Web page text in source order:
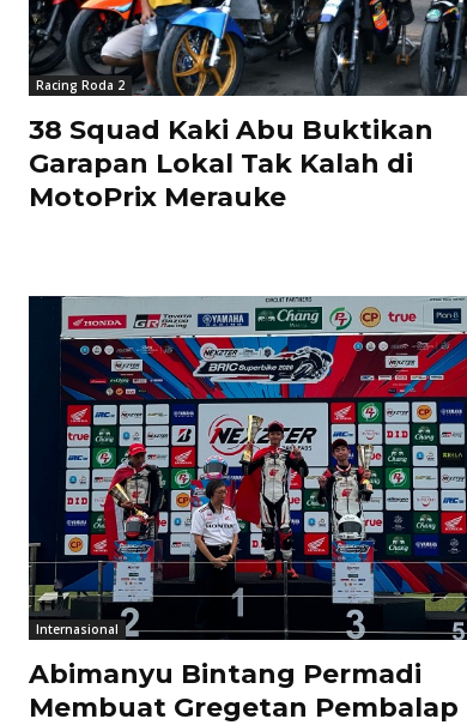
Racing Roda 2
38 Squad Kaki Abu Buktikan
Garapan Lokal Tak Kalah di
MotoPrix Merauke
Internasional
Abimanyu Bintang Permadi
Membuat Gregetan Pembalap